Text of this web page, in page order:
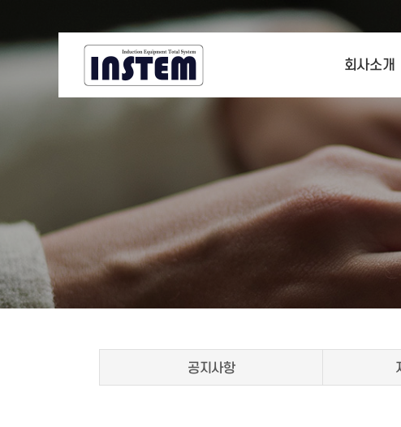
회사소개
CEO 인사말
조직도
기업개요
찾아오시는 길
공지사항